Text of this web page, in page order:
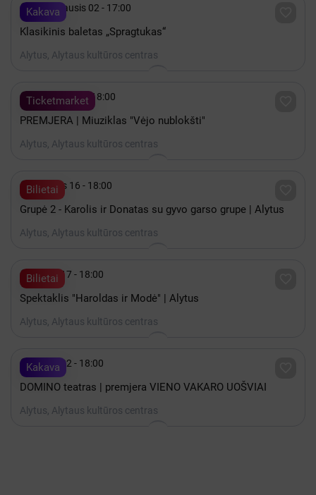
Kakava
 2027 Sausis 02 - 17:00
Klasikinis baletas „Spragtukas“
Alytus, Alytaus kultūros centras
Ticketmarket
 Lapkritis 06 - 18:00
PREMJERA | Miuziklas "Vėjo nublokšti"
Alytus, Alytaus kultūros centras
Bilietai
 Gruodis 16 - 18:00
Grupė 2 - Karolis ir Donatas su gyvo garso grupe | Alytus
Alytus, Alytaus kultūros centras
Bilietai
 Spalis 17 - 18:00
Spektaklis "Haroldas ir Modė" | Alytus
Alytus, Alytaus kultūros centras
Kakava
 Spalis 22 - 18:00
DOMINO teatras | premjera VIENO VAKARO UOŠVIAI
Alytus, Alytaus kultūros centras